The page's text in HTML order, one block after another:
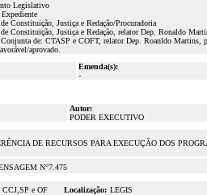
Legislativo
Constituição, Justiça e Redação/Procuradoria
Constituição, Justiça e Redação, relator Dep. Ronaldo
de: CTASP e COFT, relator Dep. Roanldo Martins,
aprovado.
Emenda(s):
-
Autor:
PODER EXECUTIVO
DE RECURSOS PARA EXECUÇÃO DOS
N°7.475
CCJ,SP e OF Localização: LEGIS